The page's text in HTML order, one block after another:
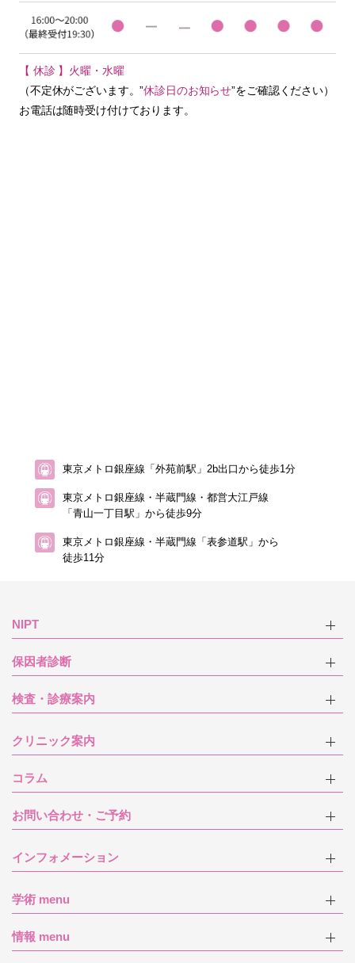
【 休診 】火曜・水曜
（不定休がございます。”休診日のお知らせ”をご確認ください）
お電話は随時受け付けております。
東京メトロ銀座線「外苑前駅」2b出口から徒歩1分
東京メトロ銀座線・半蔵門線・都営大江戸線
「青山一丁目駅」から徒歩9分
東京メトロ銀座線・半蔵門線「表参道駅」から
徒歩11分
NIPT
保因者診断
検査・診療案内
クリニック案内
コラム
お問い合わせ・ご予約
インフォメーション
学術 menu
情報 menu